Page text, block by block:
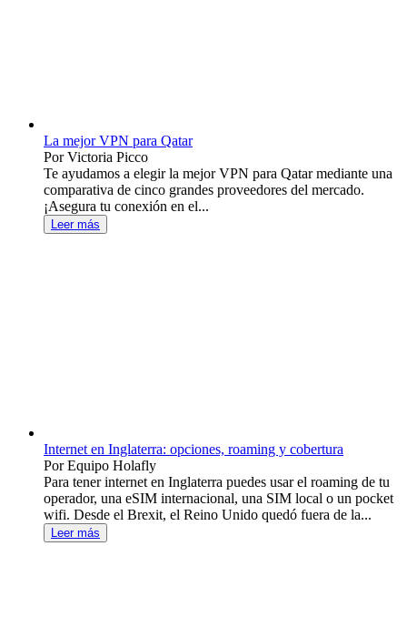
La mejor VPN para Qatar
Por Victoria Picco
Te ayudamos a elegir la mejor VPN para Qatar mediante una
comparativa de cinco grandes proveedores del mercado.
¡Asegura tu conexión en el...
Leer más
Internet en Inglaterra: opciones, roaming y cobertura
Por Equipo Holafly
Para tener internet en Inglaterra puedes usar el roaming de tu
operador, una eSIM internacional, una SIM local o un pocket
wifi. Desde el Brexit, el Reino Unido quedó fuera de la...
Leer más